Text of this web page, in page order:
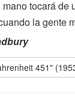
tocará
la gente
451"